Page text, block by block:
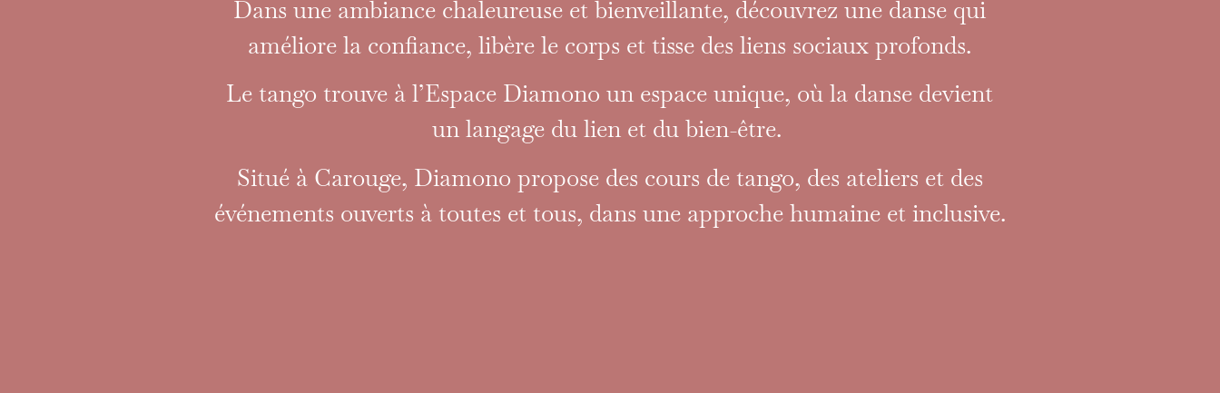
Dans une ambiance chaleureuse et bienveillante, découvrez une danse qui
améliore la confiance, libère le corps et tisse des liens sociaux profonds.
Le tango trouve à l’Espace Diamono un espace unique, où la danse devient
un langage du lien et du bien-être.
Situé à Carouge, Diamono propose des cours de tango, des ateliers et des
événements ouverts à toutes et tous, dans une approche humaine et inclusive.